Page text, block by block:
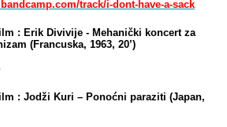
track/i-dont-have-a-sack
: Erik Divivije - Mehanički koncert za
(Francuska, 1963, 20’)
: Jodži Kuri – Ponoćni paraziti (Japan,